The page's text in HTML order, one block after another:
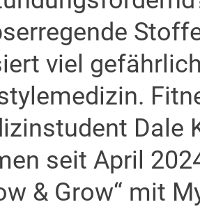
viel
Dale
seit April
& Grow“ mit